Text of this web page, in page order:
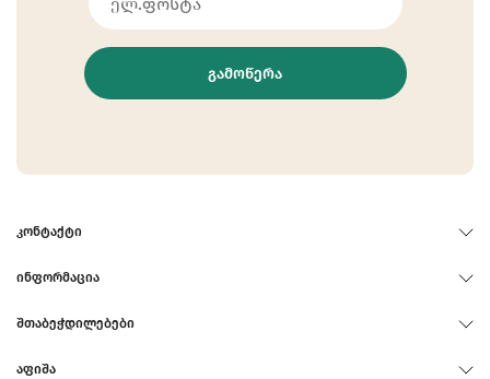
ᲒᲐᲛᲝᲬᲔᲠᲐ
ᲙᲝᲜᲢᲐᲥᲢᲘ
ᲘᲜᲤᲝᲠᲛᲐᲪᲘᲐ
ᲨᲗᲐᲑᲔᲭᲓᲘᲚᲔᲑᲔᲑᲘ
ᲐᲤᲘᲨᲐ